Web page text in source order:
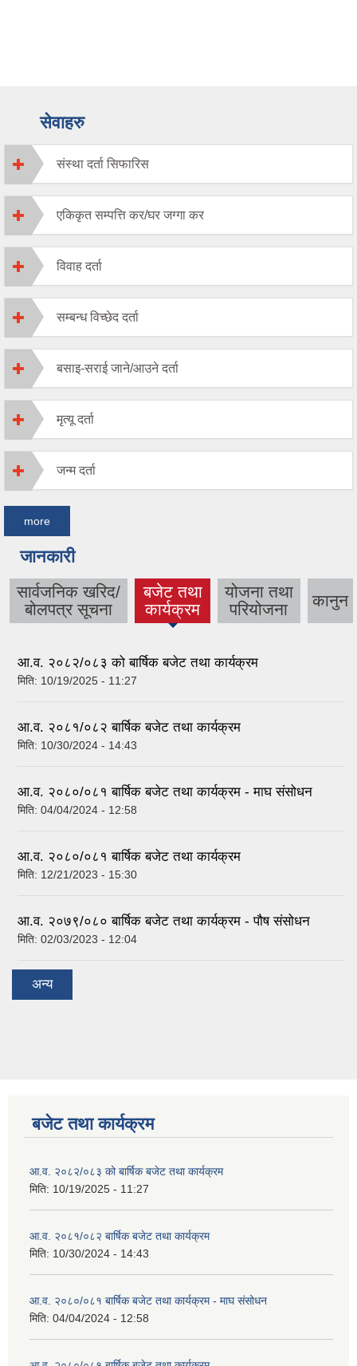
सेवाहरु
संस्था दर्ता सिफारिस
एकिकृत सम्पत्ति कर/घर जग्गा कर
विवाह दर्ता
सम्बन्ध विच्छेद दर्ता
बसाइ-सराई जाने/आउने दर्ता
मृत्यू दर्ता
जन्म दर्ता
more
जानकारी
सार्वजनिक खरिद/
बोलपत्र सूचना
बजेट तथा
कार्यक्रम
(active
tab)
योजना तथा
परियोजना
कानुन
आ.व. २०८२/०८३ को बार्षिक बजेट तथा कार्यक्रम
मिति: 10/19/2025 - 11:27
आ.व. २०८१/०८२ बार्षिक बजेट तथा कार्यक्रम
मिति: 10/30/2024 - 14:43
आ.व. २०८०/०८१ बार्षिक बजेट तथा कार्यक्रम - माघ संसोधन
मिति: 04/04/2024 - 12:58
आ.व. २०८०/०८१ बार्षिक बजेट तथा कार्यक्रम
मिति: 12/21/2023 - 15:30
आ.व. २०७९/०८० बार्षिक बजेट तथा कार्यक्रम - पौष संसोधन
मिति: 02/03/2023 - 12:04
अन्य
बजेट तथा कार्यक्रम
आ.व. २०८२/०८३ को बार्षिक बजेट तथा कार्यक्रम
मिति: 10/19/2025 - 11:27
आ.व. २०८१/०८२ बार्षिक बजेट तथा कार्यक्रम
मिति: 10/30/2024 - 14:43
आ.व. २०८०/०८१ बार्षिक बजेट तथा कार्यक्रम - माघ संसोधन
मिति: 04/04/2024 - 12:58